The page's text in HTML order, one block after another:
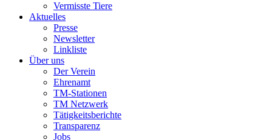
Vermisste Tiere
Aktuelles
Presse
Newsletter
Linkliste
Über uns
Der Verein
Ehrenamt
TM-Stationen
TM Netzwerk
Tätigkeitsberichte
Transparenz
Jobs